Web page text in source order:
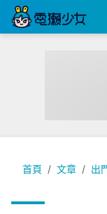
首頁 文章 出
[出門] 美系品